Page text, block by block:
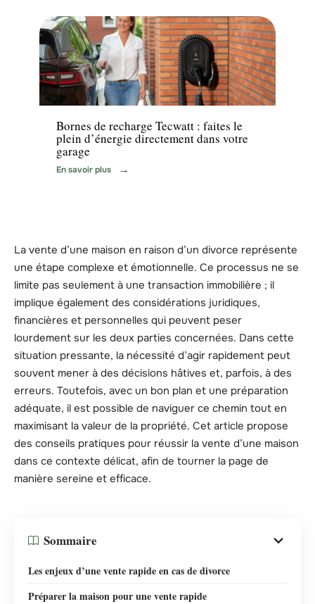
Equipement
Bornes de recharge Tecwatt : faites le
plein d’énergie directement dans votre
garage
En savoir plus
La vente d’une maison en raison d’un divorce représente
une étape complexe et émotionnelle. Ce processus ne se
limite pas seulement à une transaction immobilière ; il
implique également des considérations juridiques,
financières et personnelles qui peuvent peser
lourdement sur les deux parties concernées. Dans cette
situation pressante, la nécessité d’agir rapidement peut
souvent mener à des décisions hâtives et, parfois, à des
erreurs. Toutefois, avec un bon plan et une préparation
adéquate, il est possible de naviguer ce chemin tout en
maximisant la valeur de la propriété. Cet article propose
des conseils pratiques pour réussir la vente d’une maison
dans ce contexte délicat, afin de tourner la page de
manière sereine et efficace.
Sommaire
Les enjeux d’une vente rapide en cas de divorce
Préparer la maison pour une vente rapide